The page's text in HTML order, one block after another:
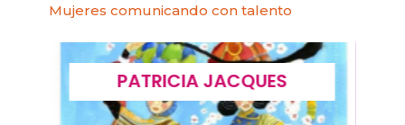
Mujeres comunicando con talento
PATRICIA JACQUES